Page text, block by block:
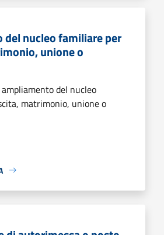
nucleo familiare per
unione o
del nucleo
matrimonio, unione o